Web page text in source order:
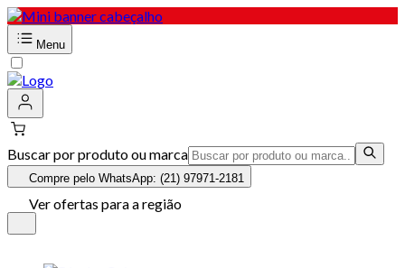
Menu
Buscar por produto ou marca
Compre pelo WhatsApp: (21) 97971-2181
Ver ofertas para a região